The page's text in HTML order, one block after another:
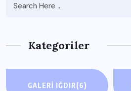
Kategoriler
GALERI IĞDIR(6)